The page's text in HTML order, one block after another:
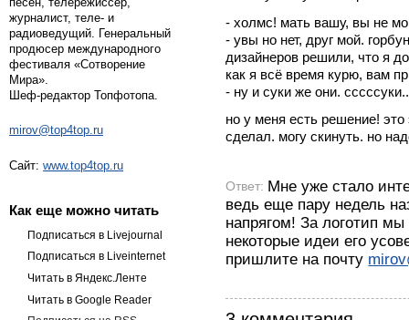
журналист, теле- и
радиоведущий. Генеральный
продюсер международного
фестиваля «Сотворение
Мира».
Шеф-редактор Топфотопа.
mirov@top4top.ru
Сайт: www.top4top.ru
Как еще можно читать
Подписаться в Livejournal
Подписаться в Liveinternet
Читать в Яндекс.Ленте
Читать в Google Reader
- холмс! мать вашу, вы не
- увы но нет, друг мой.
дизайнеров решили, что я
как я всё время курю, вам
- ну и суки же они.
но у меня есть решение!
сделал. могу скинуть. но
Ответ: Мне уже стало
ведь еще пару недель
напрягом! За логотип
некоторые идеи его
пришлите на почту